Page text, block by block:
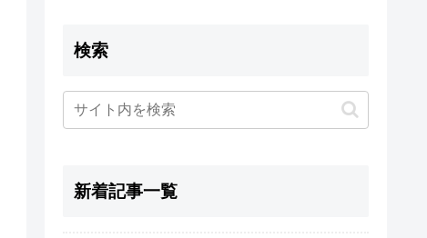
検索
新着記事一覧